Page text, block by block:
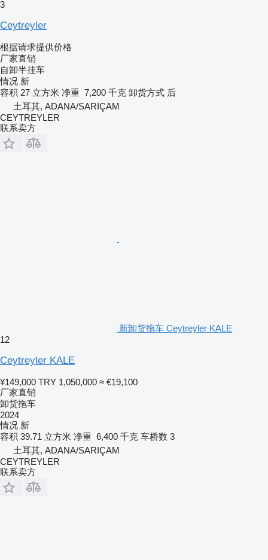
3
Ceytreyler
根据请求提供价格
厂家直销
自卸半挂车
情况 新
容积 27 立方米 净重 7,200 千克 卸货方式 后
土耳其, ADANA/SARIÇAM
CEYTREYLER
联系卖方
新卸货拖车 Ceytreyler KALE
12
Ceytreyler KALE
¥149,000 TRY 1,050,000 ≈ €19,100
厂家直销
卸货拖车
2024
情况 新
容积 39.71 立方米 净重 6,400 千克 车桥数 3
土耳其, ADANA/SARIÇAM
CEYTREYLER
联系卖方